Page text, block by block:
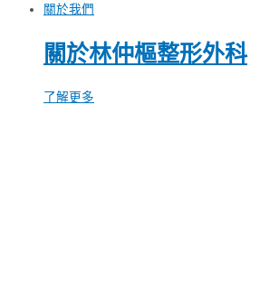
關於我們
關於林仲樞整形外科
了解更多